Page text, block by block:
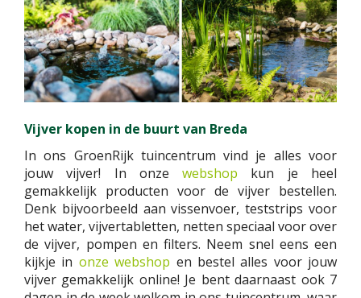
Vijver kopen in de buurt van Breda
In ons GroenRijk tuincentrum vind je alles voor
jouw vijver! In onzewebshop kun je heel
gemakkelijk producten voor de vijver bestellen.
Denk bijvoorbeeld aan vissenvoer, teststrips voor
het water, vijvertabletten, netten speciaal voor over
de vijver, pompen en filters. Neem snel eens een
kijkje in onze webshop en bestel alles voor jouw
vijver gemakkelijk online! Je bent daarnaast ook 7